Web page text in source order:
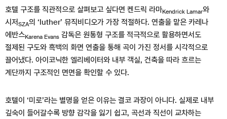
호텔 구조를 직관적으로 살펴보고 싶다면 켄드릭 라마Kendrick Lamar와
시저 SZA의 ‘luther’ 뮤직비디오가 가장 적절하다. 연출을 맡은 카레나
에반스Karena Evans 감독은 원통형 구조를 적극적으로 활용하면서도
절제된 구도와 흑백의 화면 연출을 통해 곡이 가진 정서를 시각적으로
끌어냈다. 아이코닉한 엘리베이터와 내부 객실, 건축을 따라 흐르는
계단까지 구조적인 면면을 확인할 수 있다.
호텔이 ‘미로’라는 별명을 얻은 이유는 결코 과장이 아니다. 실제로 내부
깊숙이 들어갈수록 방향 감각을 잃기 쉽고, 곡선과 직선이 교차하는